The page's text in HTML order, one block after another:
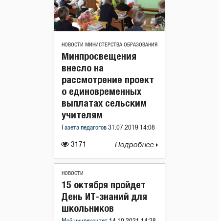
НОВОСТИ МИНИСТЕРСТВА ОБРАЗОВАНИЯ
3171
Минпросвещения
внесло на
рассмотрение проект
о единовременных
выплатах сельским
учителям
Газета педагогов 31.07.2019 14:08
Подробнее
НОВОСТИ
15 октября пройдет
День ИТ-знаний для
школьников